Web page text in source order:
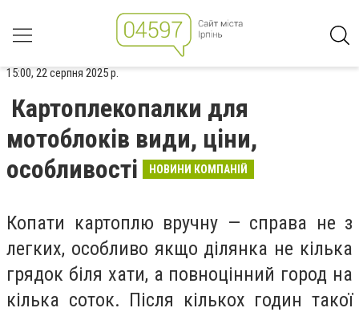
15:00, 22 серпня 2025 р.
Картоплекопалки для
мотоблоків види, ціни,
особливості
НОВИНИ КОМПАНІЙ
Копати картоплю вручну — справа не з
легких, особливо якщо ділянка не кілька
грядок біля хати, а повноцінний город на
кілька соток. Після кількох годин такої